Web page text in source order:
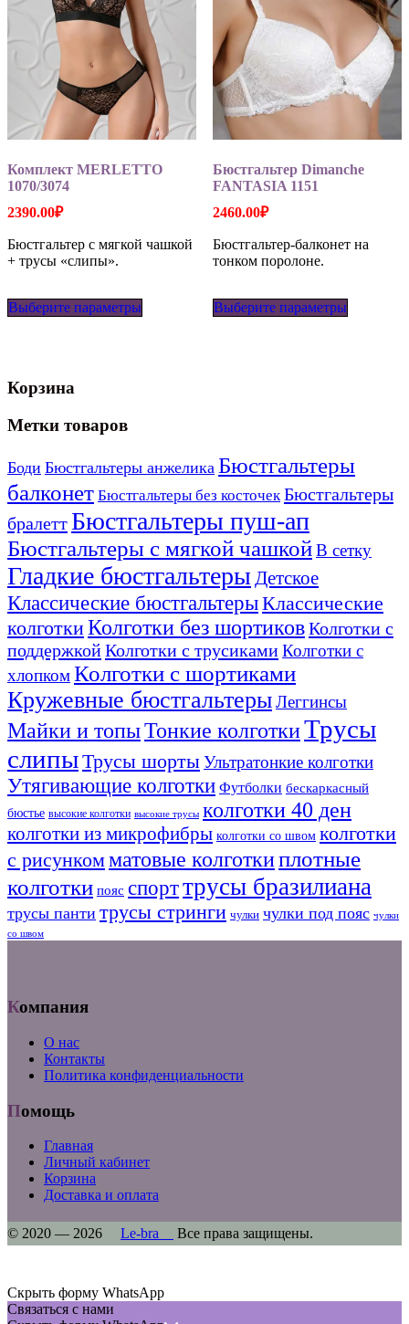
Комплект MERLETTO
1070/3074
2390.00₽
Бюстгальтер с мягкой чашкой
+ трусы «слипы».
Выберите параметры
Бюстгальтер Dimanche
FANTASIA 1151
2460.00₽
Бюстгальтер-балконет на
тонком поролоне.
Выберите параметры
Корзина
Метки товаров
Боди Бюстгальтеры анжелика Бюстгальтеры
балконет Бюстгальтеры без косточек Бюстгальтеры
бралеттБюстгальтеры пуш-ап
Бюстгальтеры с мягкой чашкойВ сетку
Гладкие бюстгальтерыДетское
Классические бюстгальтерыКлассические
колготкиКолготки без шортиковКолготки с
поддержкойКолготки с трусикамиКолготки с
хлопкомКолготки с шортиками
Кружевные бюстгальтерыЛеггинсы
Майки и топыТонкие колготкиТрусы
слипыТрусы шортыУльтратонкие колготки
Утягивающие колготки Футболки бескаркасный
бюстье высокие колготки высокие трусы колготки 40 ден
колготки из микрофибры колготки со швом колготки
с рисункомматовые колготкиплотные
колготки пояс спорттрусы бразилиана
трусы панти трусы стринги чулки чулки под пояс чулки
со швом
Компания
О нас
Контакты
Политика конфиденциальности
Помощь
Главная
Личный кабинет
Корзина
Доставка и оплата
© 2020 — 2026 Le-bra Все права защищены.
Скрыть форму WhatsApp
Связаться с нами